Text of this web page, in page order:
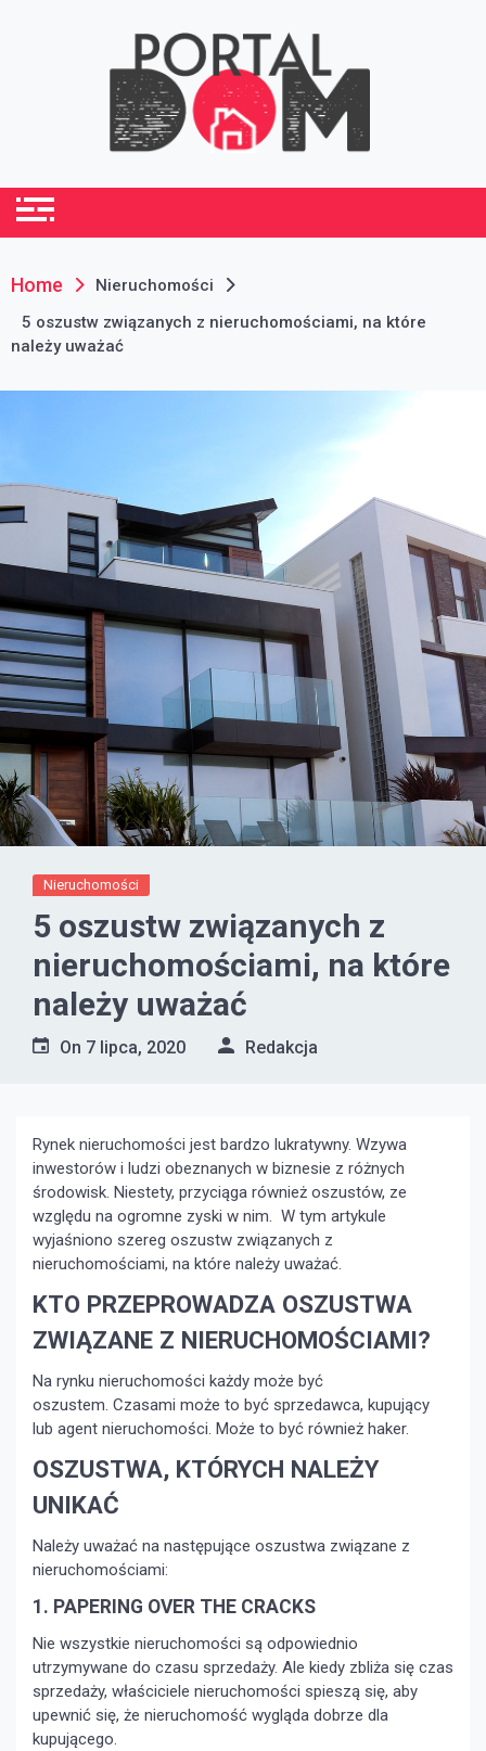
portaldom.com.pl
Home
Nieruchomości
5 oszustw związanych z nieruchomościami, na które
należy uważać
Nieruchomości
5 oszustw związanych z
nieruchomościami, na które
należy uważać
On 7 lipca, 2020 Redakcja
Rynek nieruchomości jest bardzo lukratywny. Wzywa
inwestorów i ludzi obeznanych w biznesie z różnych
środowisk. Niestety, przyciąga również oszustów, ze
względu na ogromne zyski w nim. W tym artykule
wyjaśniono szereg oszustw związanych z
nieruchomościami, na które należy uważać.
KTO PRZEPROWADZA OSZUSTWA
ZWIĄZANE Z NIERUCHOMOŚCIAMI?
Na rynku nieruchomości każdy może być
oszustem. Czasami może to być sprzedawca, kupujący
lub agent nieruchomości. Może to być również haker.
OSZUSTWA, KTÓRYCH NALEŻY
UNIKAĆ
Należy uważać na następujące oszustwa związane z
nieruchomościami:
1. PAPERING OVER THE CRACKS
Nie wszystkie nieruchomości są odpowiednio
utrzymywane do czasu sprzedaży. Ale kiedy zbliża się czas
sprzedaży, właściciele nieruchomości spieszą się, aby
upewnić się, że nieruchomość wygląda dobrze dla
kupującego.